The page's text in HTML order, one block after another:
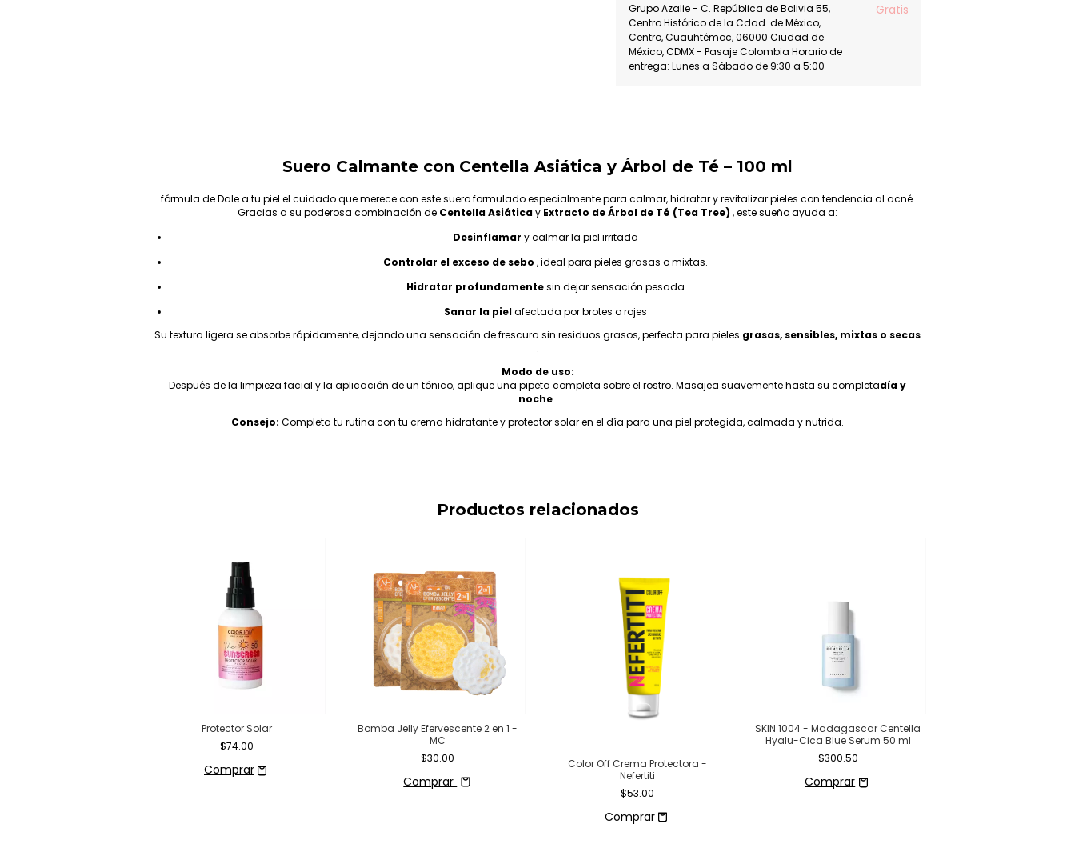
Grupo Azalie - C. República de Bolivia 55,
Centro Histórico de la Cdad. de México,
Centro, Cuauhtémoc, 06000 Ciudad de
México, CDMX - Pasaje Colombia Horario de
entrega: Lunes a Sábado de 9:30 a 5:00
Gratis
Suero Calmante con Centella Asiática y Árbol de Té – 100 ml
fórmula deDale a tu piel el cuidado que merece con este suero formulado especialmente para calmar, hidratar y revitalizar pieles con tendencia al acné.
Gracias a su poderosa combinación de Centella Asiáticay Extracto de Árbol de Té (Tea Tree) , este sueño ayuda a:
Desinflamar y calmar la piel irritada
Controlar el exceso de sebo , ideal para pieles grasas o mixtas.
Hidratar profundamentesin dejar sensación pesada
Sanar la pielafectada por brotes o rojes
Su textura ligera se absorbe rápidamente, dejando una sensación de frescura sin residuos grasos, perfecta para pieles grasas, sensibles, mixtas o secas
.
Modo de uso:
Después de la limpieza facial y la aplicación de un tónico, aplique una pipeta completa sobre el rostro. Masajea suavemente hasta su completadía y
noche.
Consejo: Completa tu rutina con tu crema hidratante y protector solar en el día para una piel protegida, calmada y nutrida.
Productos relacionados
Protector Solar
$74.00
Bomba Jelly Efervescente 2 en 1 -
MC
$30.00
Comprar
Color Off Crema Protectora -
Nefertiti
$53.00
SKIN 1004 - Madagascar Centella
Hyalu-Cica Blue Serum 50 ml
$300.50